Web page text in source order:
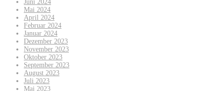
Juni 2024
Mai 2024
April 2024
Februar 2024
Januar 2024
Dezember 2023
November 2023
Oktober 2023
September 2023
August 2023
Juli 2023
Mai 2023